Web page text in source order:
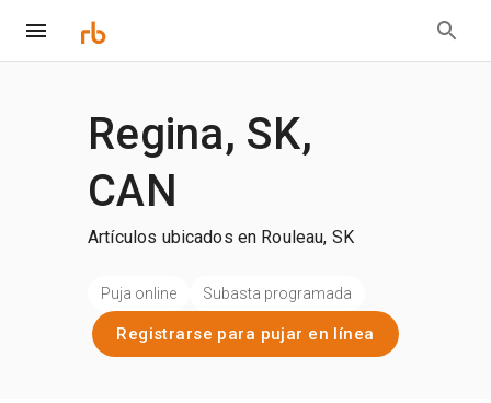
Regina, SK,
CAN
Artículos ubicados en Rouleau, SK
Puja online Subasta programada
Registrarse para pujar en línea